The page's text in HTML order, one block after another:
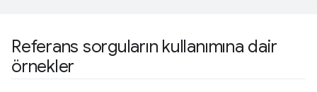
Referans sorguların kullanımına dair
örnekler